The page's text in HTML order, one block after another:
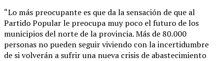
“Lo más preocupante es que da la sensación de que al
Partido Popular le preocupa muy poco el futuro de los
municipios del norte de la provincia. Más de 80.000
personas no pueden seguir viviendo con la incertidumbre
de si volverán a sufrir una nueva crisis de abastecimiento